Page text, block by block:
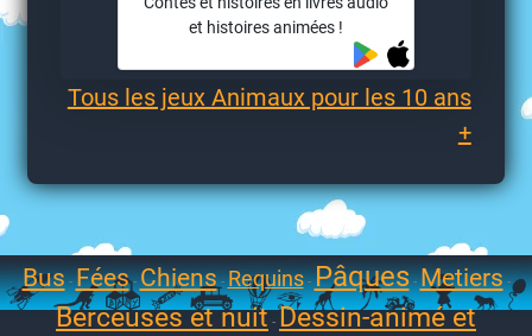
et histoires animées !
Tous les jeux Animaux pour les 10 ans
+
Bus-Fées-Chiens-Requins-Pâques-Metiers-
Berceuses et nuit - Dessin-animé et